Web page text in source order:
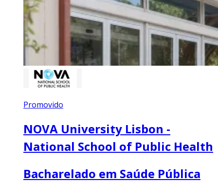
Promovido
NOVA University Lisbon -
National School of Public Health
Bacharelado em Saúde Pública